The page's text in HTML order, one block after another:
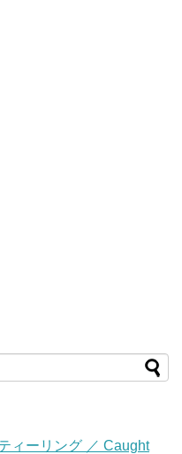
ィーリング ／ Caught